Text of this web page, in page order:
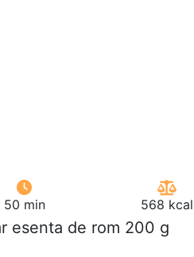
50 min 568 kcal
esenta de rom 200 g